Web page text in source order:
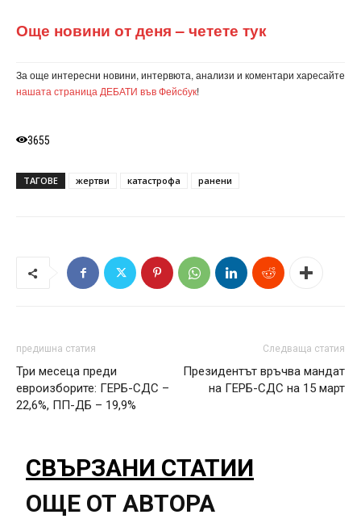
Още новини от деня – четете тук
За още интересни новини, интервюта, анализи и коментари харесайте
нашата страница ДЕБАТИ във Фейсбук!
3655
ТАГОВЕ жертви катастрофа ранени
предишна статия
Три месеца преди
евроизборите: ГЕРБ-СДС –
22,6%, ПП-ДБ – 19,9%
Следваща статия
Президентът връчва мандат
на ГЕРБ-СДС на 15 март
СВЪРЗАНИ СТАТИИ
ОЩЕ ОТ АВТОРА